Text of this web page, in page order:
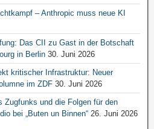
– Anthropic muss neue KI
Das CII zu Gast in der Botschaft
in Berlin 30. Juni 2026
kritischer Infrastruktur: Neuer
im ZDF 30. Juni 2026
Zugfunks und die Folgen für den
bei „Buten un Binnen“ 26. Juni 2026